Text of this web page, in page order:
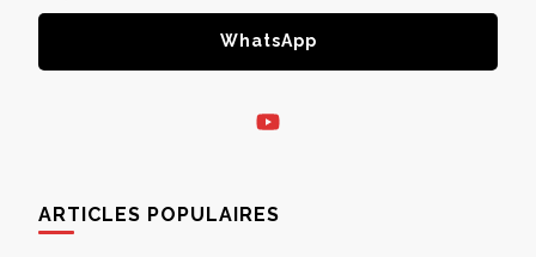
WhatsApp
ARTICLES POPULAIRES